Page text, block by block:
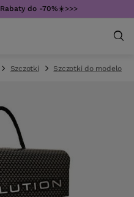
Rabaty do -70%☀️>>>
Szczotki Szczotki do